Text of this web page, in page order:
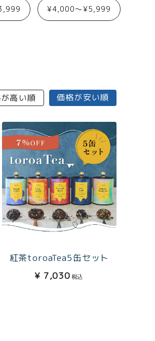
¥4,000〜¥5,999
高い順 価格が安い順
紅茶toroaTea5缶セット
¥ 7,030 税込